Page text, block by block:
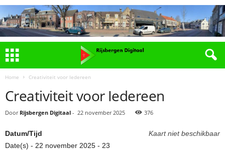
Home Creativiteit voor Iedereen
Creativiteit voor Iedereen
Door Rijsbergen Digitaal - 22 november 2025 376
Kaart niet beschikbaar
Datum/Tijd
Date(s) - 22 november 2025 - 23